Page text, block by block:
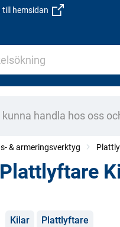
till hemsidan
handla hos oss
& armeringsverktyg
Plattlyftare
Kategorier
Kilar Plattlyftare